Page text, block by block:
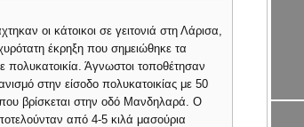
οι κάτοικοι σε γειτονιά στη Λάρισα,
έκρηξη που σημειώθηκε τα
πολυκατοικία. Άγνωστοι τοποθέτησαν
στην είσοδο πολυκατοικίας με 50
βρίσκεται στην οδό Μανδηλαρά. Ο
από 4-5 κιλά μασούρια